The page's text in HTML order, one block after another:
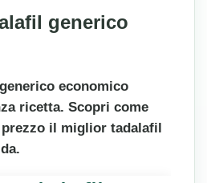
generico
economico
ricetta. Scopri come
il miglior tadalafil